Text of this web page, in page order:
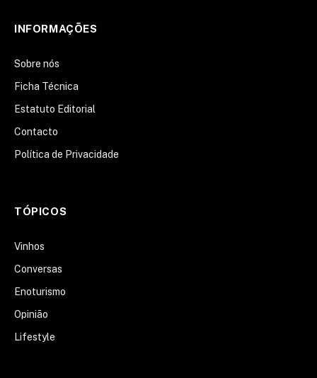
INFORMAÇÕES
Sobre nós
Ficha Técnica
Estatuto Editorial
Contacto
Política de Privacidade
TÓPICOS
Vinhos
Conversas
Enoturismo
Opinião
Lifestyle